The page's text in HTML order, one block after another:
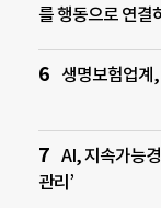
를 행동으로 연결
생명보험업계,
AI, 지속가능
관리’